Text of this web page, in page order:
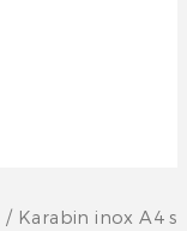
/ Karabin inox A4 s